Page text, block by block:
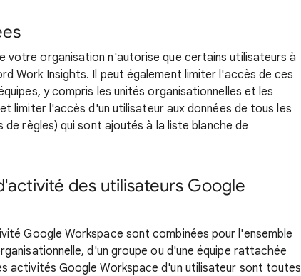
votre organisation n'autorise que certains utilisateurs à
Work Insights. Il peut également limiter l'accès de ces
y compris les unités organisationnelles et les
limiter l'accès d'un utilisateur aux données de tous les
règles) qui sont ajoutés à la liste blanche de
des utilisateurs Google
Google Workspace sont combinées pour l'ensemble
d'un groupe ou d'une équipe rattachée
activités Google Workspace d'un utilisateur sont toutes